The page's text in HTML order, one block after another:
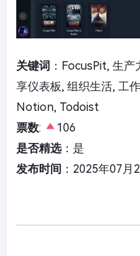
关键词 ：FocusPit, 生
享仪表板, 组织生活, 工
Notion, Todoist
票数:
106
是否精选：是
发布时间 ：2025年07